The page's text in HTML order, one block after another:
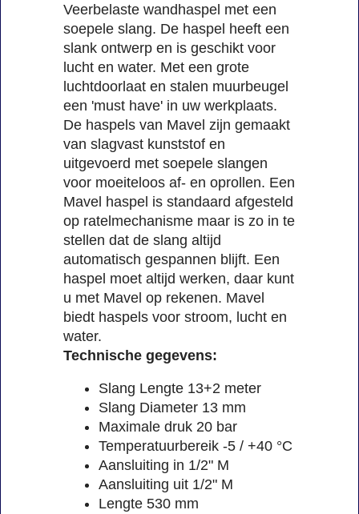
Veerbelaste wandhaspel met een
soepele slang. De haspel heeft een
slank ontwerp en is geschikt voor
lucht en water. Met een grote
luchtdoorlaat en stalen muurbeugel
een 'must have' in uw werkplaats.
De haspels van Mavel zijn gemaakt
van slagvast kunststof en
uitgevoerd met soepele slangen
voor moeiteloos af- en oprollen. Een
Mavel haspel is standaard afgesteld
op ratelmechanisme maar is zo in te
stellen dat de slang altijd
automatisch gespannen blijft. Een
haspel moet altijd werken, daar kunt
u met Mavel op rekenen. Mavel
biedt haspels voor stroom, lucht en
water.
Technische gegevens:
Slang Lengte 13+2 meter
Slang Diameter 13 mm
Maximale druk 20 bar
Temperatuurbereik -5 / +40 °C
Aansluiting in 1/2" M
Aansluiting uit 1/2" M
Lengte 530 mm